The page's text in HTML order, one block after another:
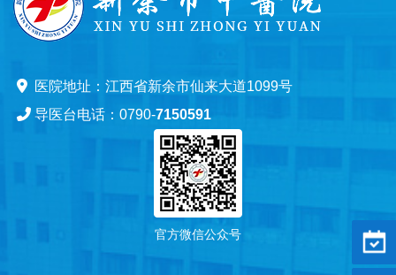
医院地址：江西省新余市仙来大道1099号
导医台电话：0790-7150591
官方微信公众号
预约